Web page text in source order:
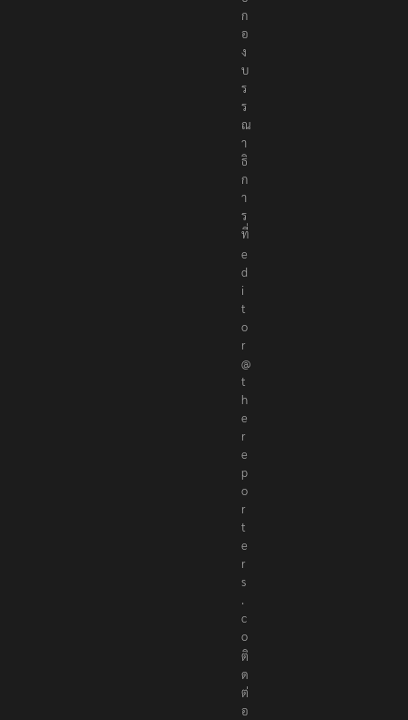
ก
อ
ง
บ
ร
ร
ณ
า
ธิ
ก
า
ร
ที่
e
d
i
t
o
r
@
t
h
e
r
e
p
o
r
t
e
r
s
.
c
o
ติ
ด
ต่
อ